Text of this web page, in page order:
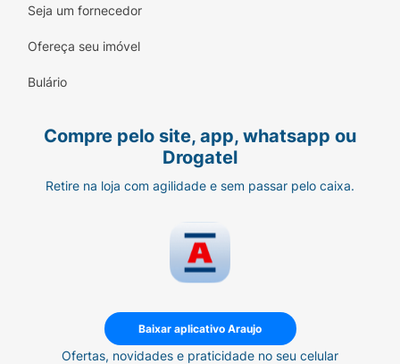
Seja um fornecedor
Ofereça seu imóvel
Bulário
Compre pelo site, app, whatsapp ou
Drogatel
Retire na loja com agilidade e sem passar pelo caixa.
Baixar aplicativo Araujo
Ofertas, novidades e praticidade no seu celular